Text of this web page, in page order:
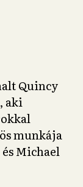
Quincy
aki
munkája
Michael